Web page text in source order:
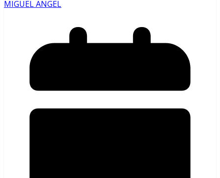
MIGUEL ANGEL